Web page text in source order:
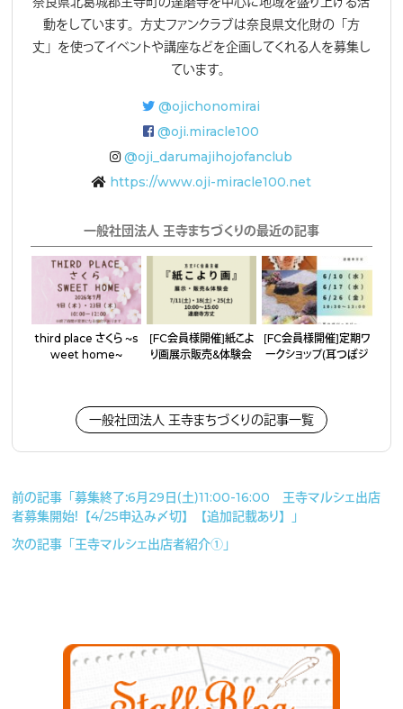
動をしています。方丈ファンクラブは奈良県文化財の「方
丈」を使ってイベントや講座などを企画してくれる人を募集し
ています。
@ojichonomirai
@oji.miracle100
@oji_darumajihojofanclub
https://www.oji-miracle100.net
一般社団法人 王寺まちづくりの最近の記事
third place さくら 〜s
weet home〜
［FC会員様開催］紙こよ
り画展示販売&体験会
［FC会員様開催］定期ワ
ークショップ（耳つぼジ
一般社団法人 王寺まちづくりの記事一覧
前の記事「募集終了：6月29日（土）11:00-16:00 王寺マルシェ出店
者募集開始！【4/25申込み〆切】【追加記載あり】」
次の記事「王寺マルシェ出店者紹介①」